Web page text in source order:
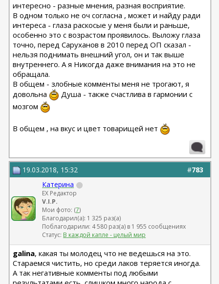
интересно - разные мнения, разная восприятие.
В одном только не оч согласна , может и найду ради
интереса - глаза раскосые у меня были и раньше,
особенно это с возрастом проявилось. Выложу глаза
точно, перед Саруханов в 2010 перед ОП сказал -
нельзя поднимать внешний угол, он и так выше
внутреннего. А я Никогда даже внимания на это не
обращала.
В общем - злобные комменты меня не трогают, я
довольна
Душа - также счастлива в гармонии с
мозгом
В общем , на вкус и цвет товарищей нет
#783
19.03.2018, 15:32
Катерина
EX Редактор
V.I.P.
Мои фото: (7)
Благодарил(а): 1 325 раз(а)
Поблагодарили: 4 580 раз(а) в 1 955 сообщениях
Статус: В каждой капле - целый мир
galina, какая ты молодец что не ведешься на это.
Стараемся чистить, но среди лаков теряется иногда.
А так негативные комменты под любыми